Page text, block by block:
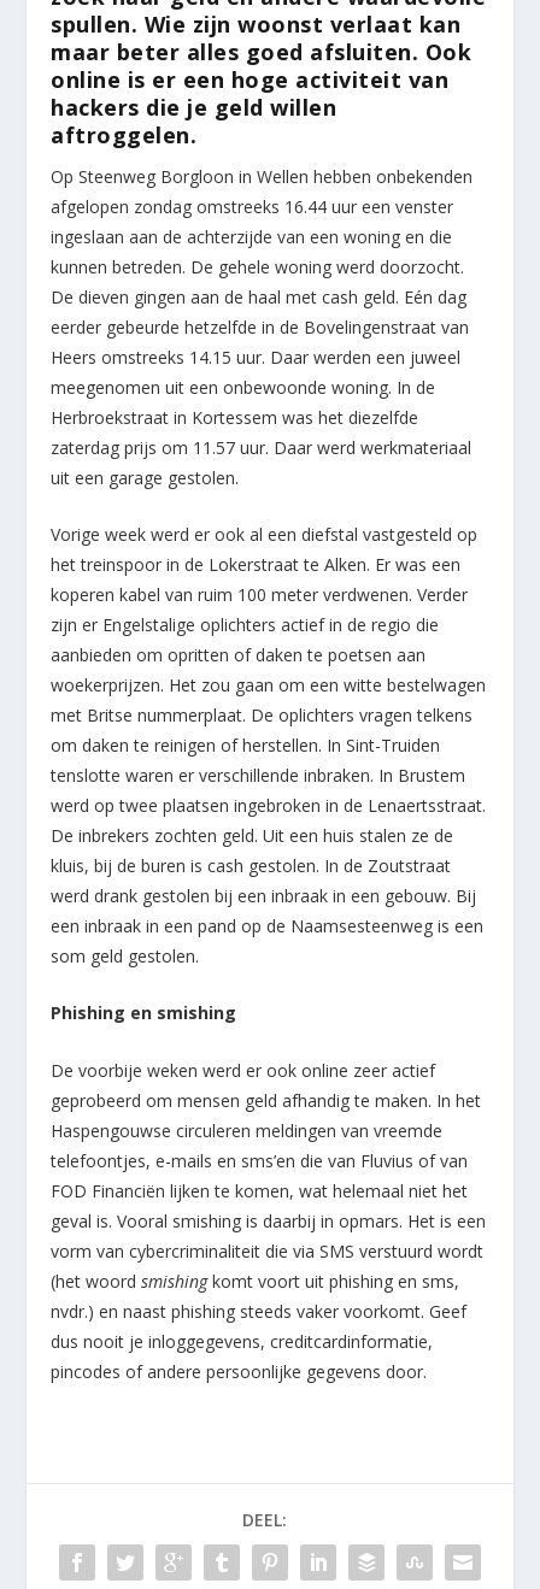
spullen. Wie zijn woonst verlaat kan
maar beter alles goed afsluiten. Ook
online is er een hoge activiteit van
hackers die je geld willen
aftroggelen.
Op Steenweg Borgloon in Wellen hebben onbekenden
afgelopen zondag omstreeks 16.44 uur een venster
ingeslaan aan de achterzijde van een woning en die
kunnen betreden. De gehele woning werd doorzocht.
De dieven gingen aan de haal met cash geld. Eén dag
eerder gebeurde hetzelfde in de Bovelingenstraat van
Heers omstreeks 14.15 uur. Daar werden een juweel
meegenomen uit een onbewoonde woning. In de
Herbroekstraat in Kortessem was het diezelfde
zaterdag prijs om 11.57 uur. Daar werd werkmateriaal
uit een garage gestolen.
Vorige week werd er ook al een diefstal vastgesteld op
het treinspoor in de Lokerstraat te Alken. Er was een
koperen kabel van ruim 100 meter verdwenen. Verder
zijn er Engelstalige oplichters actief in de regio die
aanbieden om opritten of daken te poetsen aan
woekerprijzen. Het zou gaan om een witte bestelwagen
met Britse nummerplaat. De oplichters vragen telkens
om daken te reinigen of herstellen. In Sint-Truiden
tenslotte waren er verschillende inbraken. In Brustem
werd op twee plaatsen ingebroken in de Lenaertsstraat.
De inbrekers zochten geld. Uit een huis stalen ze de
kluis, bij de buren is cash gestolen. In de Zoutstraat
werd drank gestolen bij een inbraak in een gebouw. Bij
een inbraak in een pand op de Naamsesteenweg is een
som geld gestolen.
Phishing en smishing
De voorbije weken werd er ook online zeer actief
geprobeerd om mensen geld afhandig te maken. In het
Haspengouwse circuleren meldingen van vreemde
telefoontjes, e-mails en sms’en die van Fluvius of van
FOD Financiën lijken te komen, wat helemaal niet het
geval is. Vooral smishing is daarbij in opmars. Het is een
vorm van cybercriminaliteit die via SMS verstuurd wordt
(het woordsmishingkomt voort uit phishing en sms,
nvdr.) en naast phishing steeds vaker voorkomt. Geef
dus nooit je inloggegevens, creditcardinformatie,
pincodes of andere persoonlijke gegevens door.
DEEL: